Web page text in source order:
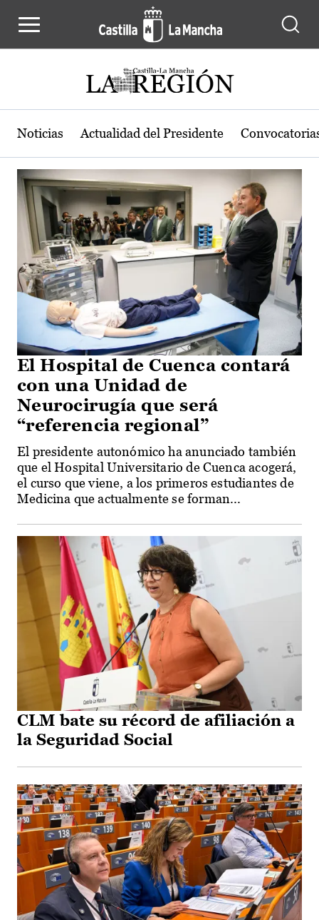
Actualidad de la región de Castilla-
Noticias Actualidad del Presidente
El Hospital de Cuenca contará
con una Unidad de
Neurocirugía que será
“referencia regional”
El presidente autonómico ha anunciado también
que el Hospital Universitario de Cuenca acogerá,
el curso que viene, a los primeros estudiantes de
Medicina que actualmente se forman...
CLM bate su récord de afiliación a
la Seguridad Social